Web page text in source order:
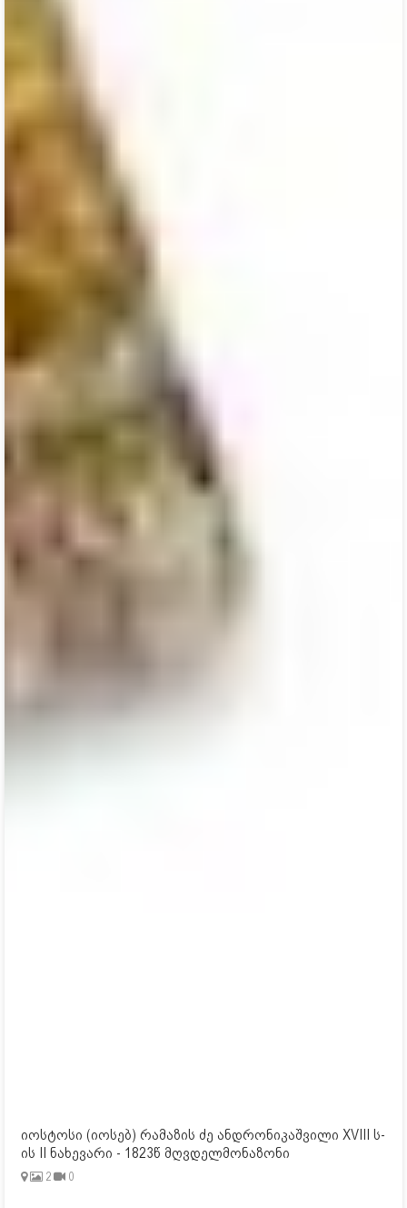
იოსტოსი (იოსებ) რამაზის ძე ანდრონიკაშვილი XVIII ს-
ის II ნახევარი - 1823წ მღვდელმონაზონი
2 0